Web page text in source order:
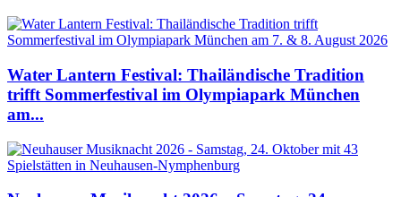
Water Lantern Festival: Thailändische Tradition
trifft Sommerfestival im Olympiapark München
am...